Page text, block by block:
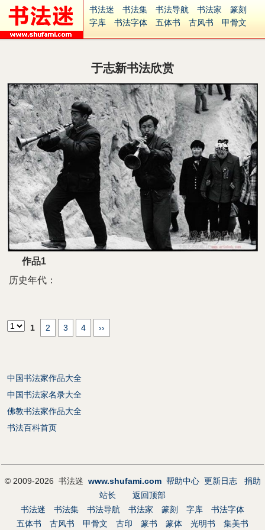
书法迷 书法集 书法导航 书法家
篆刻
字库
书法字体 五体书 古风书
甲骨文
集字
字形 大字 篆刻之家
古籍
中医 象棋 游戏
起名
识字 英语 印章 签名
硬筆字
字体下载
免费字体 中文字体
英文字体
Ai矢量
P图宝 南无阿弥陀佛
意见反馈
安全网站
捐赠 繁體版
于志新书法欣赏
作品1
历史年代：
1 2 3 4 ››
中国书法家作品大全
中国书法家名录大全
佛教书法家作品大全
书法百科首页
© 2009-2026 书法迷 www.shufami.com 帮助中心 更新日志
捐助
站长
返回顶部
书法迷
书法集 书法导航 书法家 篆刻 字库
书法字体
五体书
古风书 甲骨文 古印 篆书 篆体 光明书 集美书